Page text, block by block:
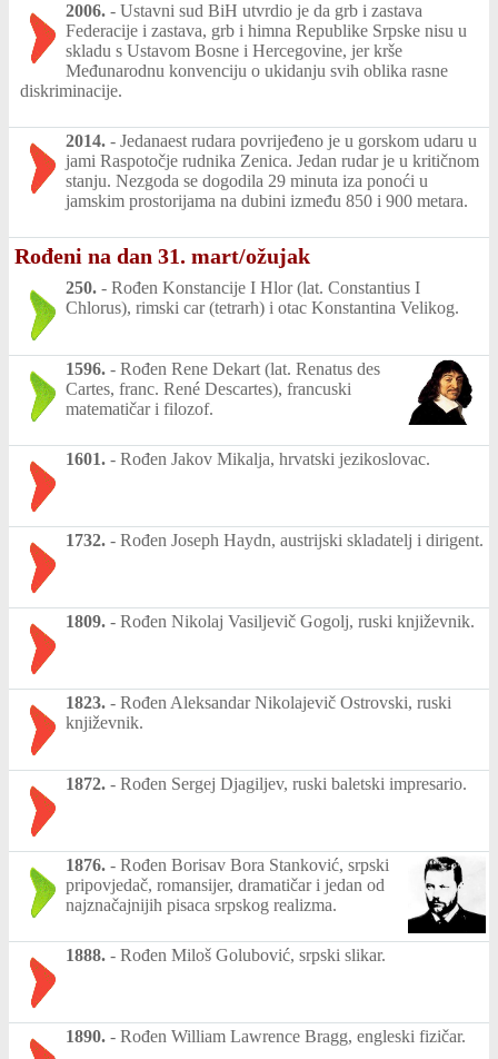
2006. - Ustavni sud BiH utvrdio je da grb i zastava
Federacije i zastava, grb i himna Republike Srpske nisu u
skladu s Ustavom Bosne i Hercegovine, jer krše
Međunarodnu konvenciju o ukidanju svih oblika rasne
diskriminacije.
2014. - Jedanaest rudara povrijeđeno je u gorskom udaru u
jami Raspotočje rudnika Zenica. Jedan rudar je u kritičnom
stanju. Nezgoda se dogodila 29 minuta iza ponoći u
jamskim prostorijama na dubini između 850 i 900 metara.
Rođeni na dan 31. mart/ožujak
250. - Rođen Konstancije I Hlor (lat. Constantius I
Chlorus), rimski car (tetrarh) i otac Konstantina Velikog.
1596. - Rođen Rene Dekart (lat. Renatus des
Cartes, franc. René Descartes), francuski
matematičar i filozof.
1601. - Rođen Jakov Mikalja, hrvatski jezikoslovac.
1732. - Rođen Joseph Haydn, austrijski skladatelj i dirigent.
1809. - Rođen Nikolaj Vasiljevič Gogolj, ruski književnik.
1823. - Rođen Aleksandar Nikolajevič Ostrovski, ruski
književnik.
1872. - Rođen Sergej Djagiljev, ruski baletski impresario.
1876. - Rođen Borisav Bora Stanković, srpski
pripovjedač, romansijer, dramatičar i jedan od
najznačajnijih pisaca srpskog realizma.
1888. - Rođen Miloš Golubović, srpski slikar.
1890. - Rođen William Lawrence Bragg, engleski fizičar.